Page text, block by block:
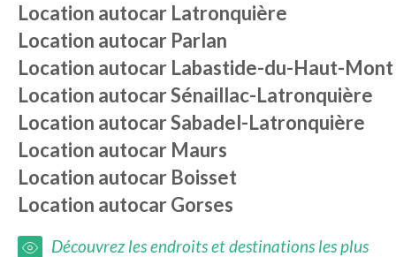
Location autocar Latronquière
Location autocar Parlan
Location autocar Labastide-du-Haut-Mont
Location autocarSénaillac-Latronquière
Location autocarSabadel-Latronquière
Location autocar Maurs
Location autocar Boisset
Location autocarGorses
Découvrez les endroits et destinations les plus